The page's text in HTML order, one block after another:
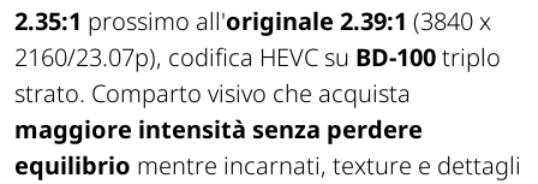
2.35:1 prossimo all'originale 2.39:1 (3840 x
2160/23.07p), codifica HEVC su BD-100triplo
strato. Comparto visivo che acquista
maggiore intensità senza perdere
equilibrio mentre incarnati, texture e dettagli